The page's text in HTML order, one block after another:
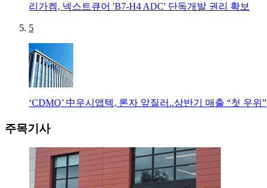
리가켐, 넥스트큐어 'B7-H4 ADC' 단독개발 권리 확보
5
‘CDMO’ 中우시앱텍, 론자 앞질러..상반기 매출 “첫 우위”
주목기사